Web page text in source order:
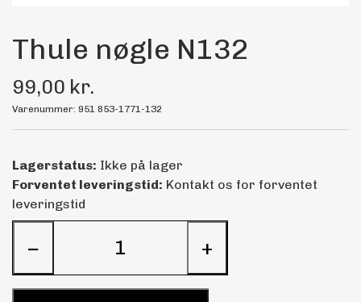
Kemi
Thule nøgle N132
99,00 kr.
Varenummer: 951 853-1771-132
Lagerstatus: Ikke på lager
Forventet leveringstid: Kontakt os for forventet
leveringstid
− +